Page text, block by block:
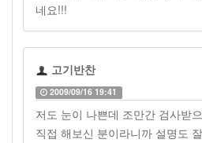
네요!!!
고기반찬
2009/09/16 19:41
저도 눈이 나쁜데 조만간 검사받
직접 해보신 분이라니까 설명도